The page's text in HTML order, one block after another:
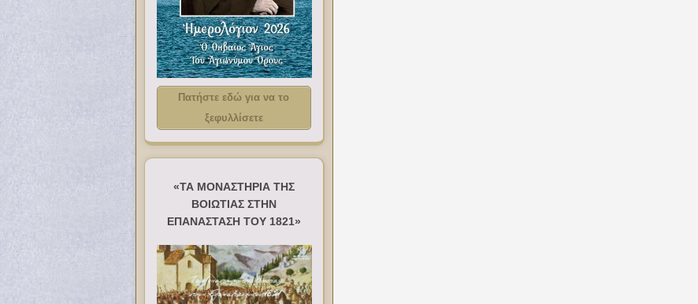
Πατήστε εδώ για να το
ξεφυλλίσετε
«ΤΑ ΜΟΝΑΣΤΗΡΙΑ ΤΗΣ
ΒΟΙΩΤΙΑΣ ΣΤΗΝ
ΕΠΑΝΑΣΤΑΣΗ ΤΟΥ 1821»